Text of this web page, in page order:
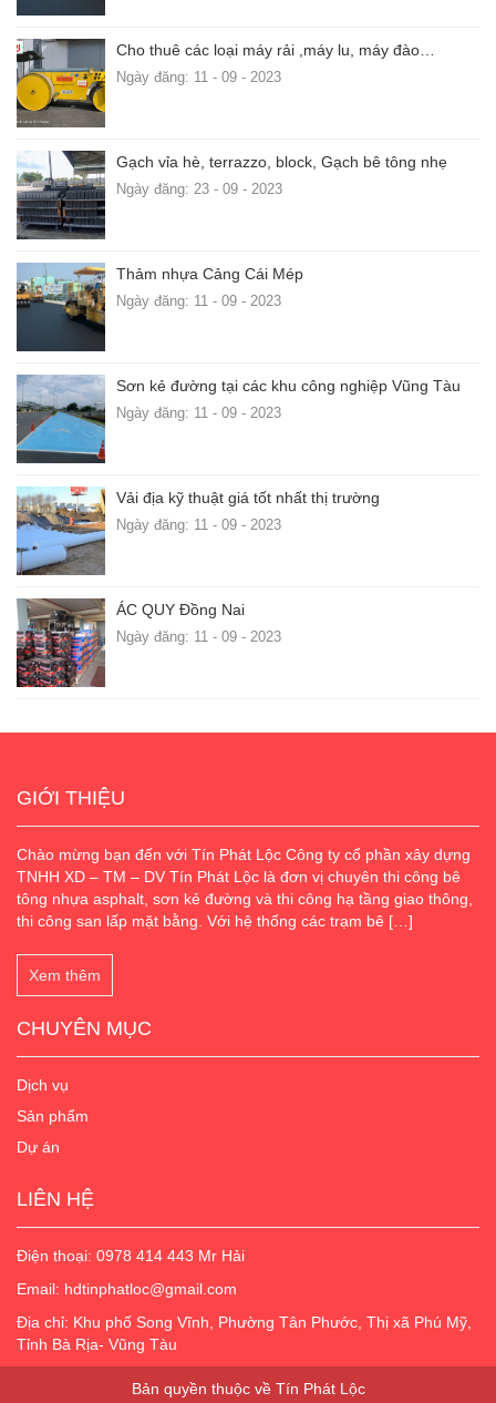
Cho thuê các loại máy rải ,máy lu, máy đào…
Ngày đăng: 11 - 09 - 2023
Gạch vỉa hè, terrazzo, block, Gạch bê tông nhẹ
Ngày đăng: 23 - 09 - 2023
Thảm nhựa Cảng Cái Mép
Ngày đăng: 11 - 09 - 2023
Sơn kẻ đường tại các khu công nghiệp Vũng Tàu
Ngày đăng: 11 - 09 - 2023
Vải địa kỹ thuật giá tốt nhất thị trường
Ngày đăng: 11 - 09 - 2023
ÁC QUY Đồng Nai
Ngày đăng: 11 - 09 - 2023
GIỚI THIỆU
Chào mừng bạn đến với Tín Phát Lộc Công ty cổ phần xây dựng
TNHH XD – TM – DV Tín Phát Lộc là đơn vị chuyên thi công bê
tông nhựa asphalt, sơn kẻ đường và thi công hạ tầng giao thông,
thi công san lấp mặt bằng. Với hệ thống các trạm bê […]
Xem thêm
CHUYÊN MỤC
Dịch vụ
Sản phẩm
Dự án
LIÊN HỆ
Điện thoại: 0978 414 443 Mr Hải
Email: hdtinphatloc@gmail.com
Địa chỉ: Khu phố Song Vĩnh, Phường Tân Phước, Thị xã Phú Mỹ,
Tỉnh Bà Rịa- Vũng Tàu
Bản quyền thuộc về Tín Phát Lộc